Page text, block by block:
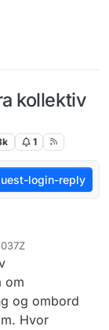
kollektiv
1
login-reply
om
og ombord
Hvor